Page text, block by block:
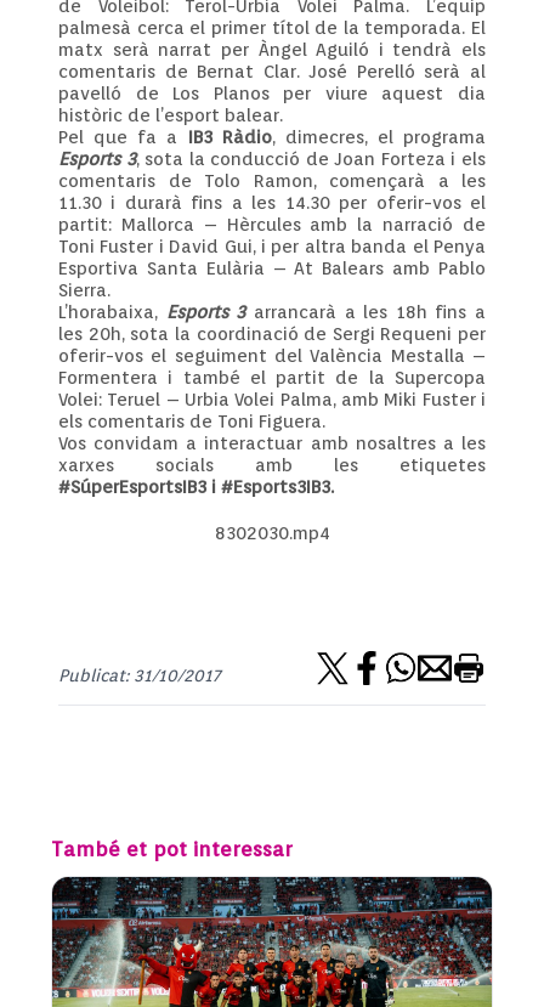
de Voleibol: Terol-Urbia Volei Palma. L’equip
palmesà cerca el primer títol de la temporada. El
matx serà narrat per Àngel Aguiló i tendrà els
comentaris de Bernat Clar. José Perelló serà al
pavelló de Los Planos per viure aquest dia
històric de l’esport balear.
Pel que fa a IB3 Ràdio, dimecres, el programa
Esports 3, sota la conducció de Joan Forteza i els
comentaris de Tolo Ramon, començarà a les
11.30 i durarà fins a les 14.30 per oferir-vos el
partit: Mallorca – Hèrcules amb la narració de
Toni Fuster i David Gui, i per altra banda el Penya
Esportiva Santa Eulària – At Balears amb Pablo
Sierra.
L’horabaixa, Esports 3arrancarà a les 18h fins a
les 20h, sota la coordinació de Sergi Requeni per
oferir-vos el seguiment del València Mestalla –
Formentera i també el partit de la Supercopa
Volei: Teruel – Urbia Volei Palma, amb Miki Fuster i
els comentaris de Toni Figuera.
Vos convidam a interactuar amb nosaltres a les
xarxes socials amb les etiquetes
#SúperEsportsIB3 i #Esports3IB3.
8302030.mp4
Publicat: 31/10/2017
També et pot interessar